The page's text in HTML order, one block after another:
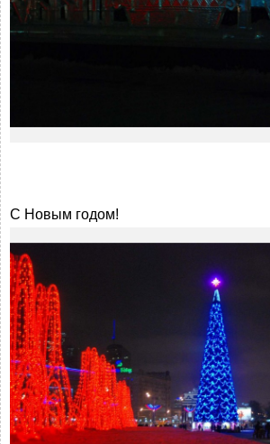
С Новым годом!